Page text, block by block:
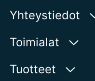
Yhteystiedot
AUMA Riester
Aumastr 1
Toimialat
Vesi
Tuotteet